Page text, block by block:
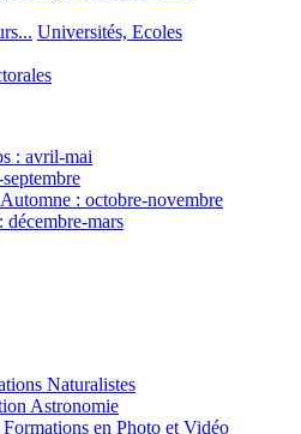
Universités, Ecoles
: avril-mai
Automne : octobre-novembre
décembre-mars
Naturalistes
Astronomie
Formations en Photo et Vidéo